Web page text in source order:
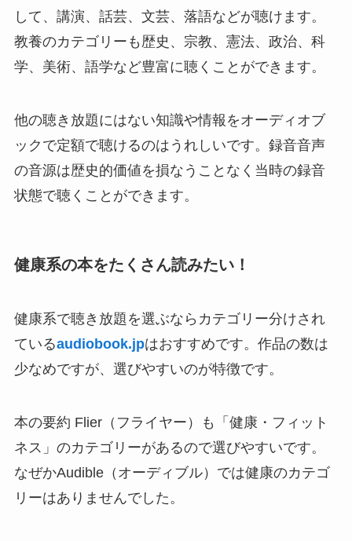
して、講演、話芸、文芸、落語などが聴けます。
教養のカテゴリーも歴史、宗教、憲法、政治、科
学、美術、語学など豊富に聴くことができます。
他の聴き放題にはない知識や情報をオーディオブ
ックで定額で聴けるのはうれしいです。録音音声
の音源は歴史的価値を損なうことなく当時の録音
状態で聴くことができます。
健康系の本をたくさん読みたい！
健康系で聴き放題を選ぶならカテゴリー分けされ
ているaudiobook.jpはおすすめです。作品の数は
少なめですが、選びやすいのが特徴です。
本の要約 Flier（フライヤー）も「健康・フィット
ネス」のカテゴリーがあるので選びやすいです。
なぜかAudible（オーディブル）では健康のカテゴ
リーはありませんでした。